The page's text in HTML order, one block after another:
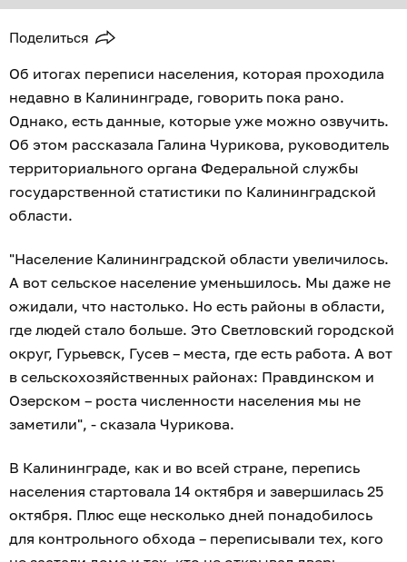
Поделиться
Об итогах переписи населения, которая проходила
недавно в Калининграде, говорить пока рано.
Однако, есть данные, которые уже можно озвучить.
Об этом рассказала Галина Чурикова, руководитель
территориального органа Федеральной службы
государственной статистики по Калининградской
области.
"Население Калининградской области увеличилось.
А вот сельское население уменьшилось. Мы даже не
ожидали, что настолько. Но есть районы в области,
где людей стало больше. Это Светловский городской
округ, Гурьевск, Гусев – места, где есть работа. А вот
в сельскохозяйственных районах: Правдинском и
Озерском – роста численности населения мы не
заметили", - сказала Чурикова.
В Калининграде, как и во всей стране, перепись
населения стартовала 14 октября и завершилась 25
октября. Плюс еще несколько дней понадобилось
для контрольного обхода – переписывали тех, кого